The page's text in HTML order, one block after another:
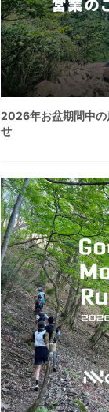
2026年お盆期間中の
せ